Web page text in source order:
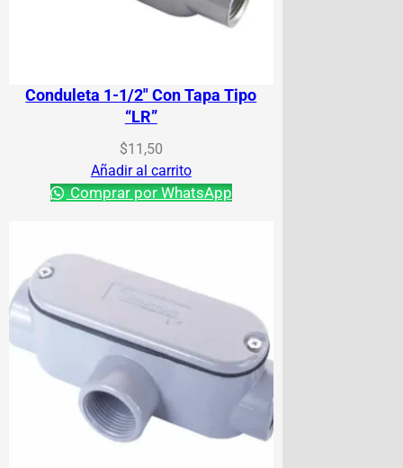
Conduleta 1-1/2″ Con Tapa Tipo
“LR”
$11,50
Añadir al carrito
Comprar por WhatsApp